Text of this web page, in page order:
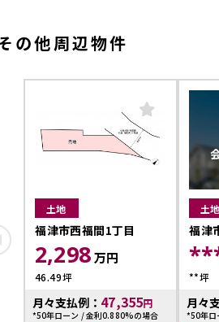
の他周辺物件
土地
福津市西福間1丁目
2,298万円
46.49坪
月々支払例： 47,355円
*50年ローン / 金利0.880%の場合
土地
福津
**坪
月々
*50年ロ